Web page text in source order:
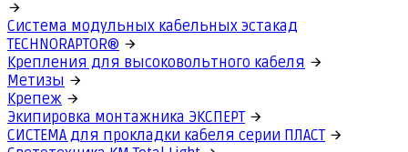
Система модульных кабельных эстакад
TECHNORAPTOR®
Крепления для высоковольтного кабеля
Метизы
Крепеж
Экипировка монтажника ЭКСПЕРТ
СИСТЕМА для прокладки кабеля серии ПЛАСТ